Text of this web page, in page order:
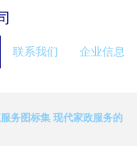
联系我们 企业信息
务图标集 现代家政服务的